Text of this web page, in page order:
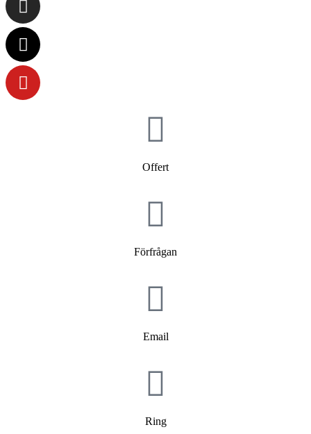
Offert
Förfrågan
Email
Ring